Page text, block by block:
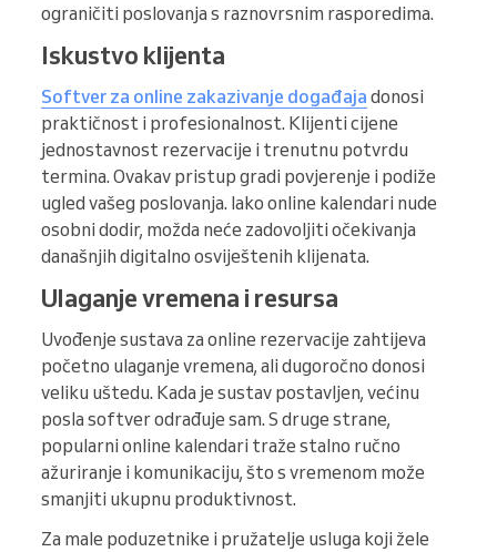
ograničiti poslovanja s raznovrsnim rasporedima.
Iskustvo klijenta
Softver za online zakazivanje događaja donosi
praktičnost i profesionalnost. Klijenti cijene
jednostavnost rezervacije i trenutnu potvrdu
termina. Ovakav pristup gradi povjerenje i podiže
ugled vašeg poslovanja. Iako online kalendari nude
osobni dodir, možda neće zadovoljiti očekivanja
današnjih digitalno osviještenih klijenata.
Ulaganje vremena i resursa
Uvođenje sustava za online rezervacije zahtijeva
početno ulaganje vremena, ali dugoročno donosi
veliku uštedu. Kada je sustav postavljen, većinu
posla softver odrađuje sam. S druge strane,
popularni online kalendari traže stalno ručno
ažuriranje i komunikaciju, što s vremenom može
smanjiti ukupnu produktivnost.
Za male poduzetnike i pružatelje usluga koji žele